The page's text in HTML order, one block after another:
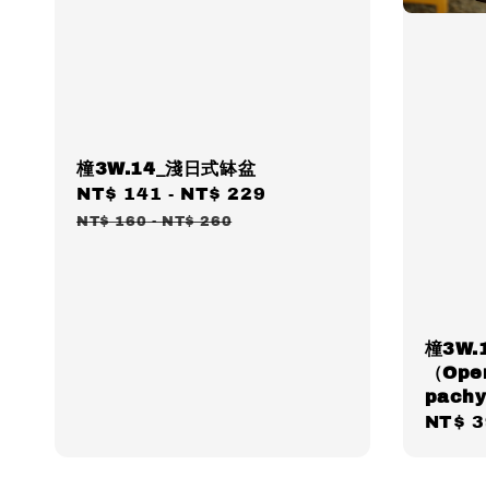
橦3W.14_淺日式缽盆
Sale
price
NT$ 141 - NT$ 229
NT$ 160-NT$ 260
橦
（
Sale
NT$